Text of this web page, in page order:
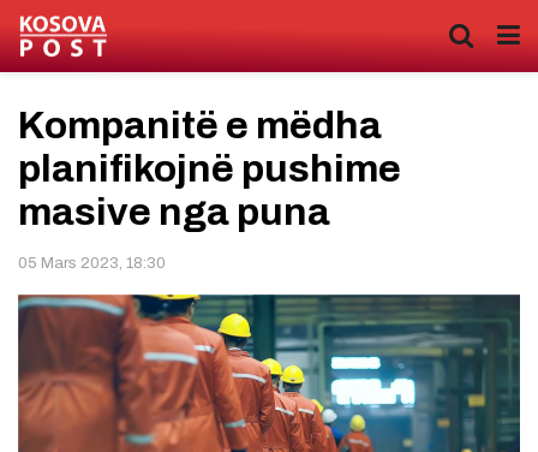
Kompanitë e mëdha
planifikojnë pushime
masive nga puna
05 Mars 2023, 18:30